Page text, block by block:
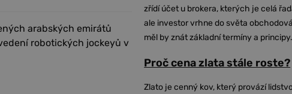
arabských emirátů
robotických jockeyů v
zřídí účet u brokera, kterých je celá
ale investor vrhne do světa
měl by znát základní termíny a principy.
Proč cena zlata stále roste?
Zlato je cenný kov, který provází